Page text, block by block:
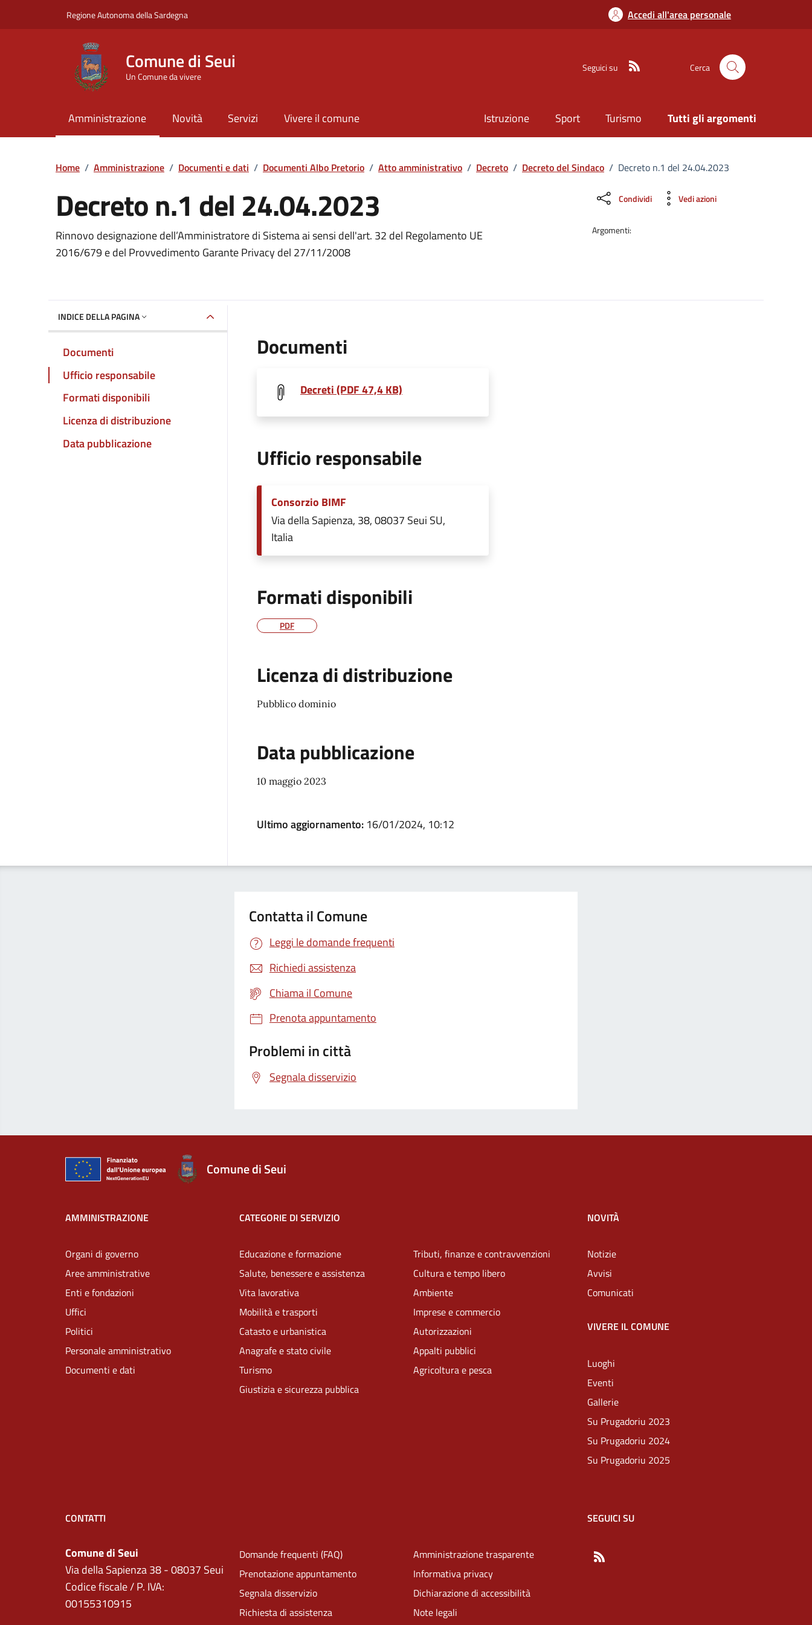
Regione Autonoma della Sardegna Accedi all'area personale
Comune di Seui
Un Comune da vivere
Seguici su Cerca
Amministrazione Novità Servizi Vivere il comune Istruzione Sport Turismo Tutti gli argomenti
Home / Amministrazione / Documenti e dati / Documenti Albo Pretorio / Atto amministrativo / Decreto / Decreto del Sindaco / Decreto n.1 del 24.04.2023
Decreto n.1 del 24.04.2023
Dettaglio del documento
Rinnovo designazione dell’Amministratore di Sistema ai sensi dell'art. 32 del Regolamento UE
2016/679 e del Provvedimento Garante Privacy del 27/11/2008
Condividi Vedi azioni
Argomenti:
INDICE DELLA PAGINA
Documenti
Ufficio responsabile
Formati disponibili
Licenza di distribuzione
Data pubblicazione
Documenti
Decreti (PDF 47,4 KB)
Ufficio responsabile
Consorzio BIMF
Via della Sapienza, 38, 08037 Seui SU,
Italia
Formati disponibili
PDF
Licenza di distribuzione
Pubblico dominio
Data pubblicazione
10 maggio 2023
Ultimo aggiornamento: 16/01/2024, 10:12
Contatta il Comune
Leggi le domande frequenti
Richiedi assistenza
Chiama il Comune
Prenota appuntamento
Problemi in città
Segnala disservizio
Comune di Seui
AMMINISTRAZIONE
Organi di governo
Aree amministrative
Enti e fondazioni
Uffici
Politici
Personale amministrativo
Documenti e dati
CATEGORIE DI SERVIZIO
Educazione e formazione
Salute, benessere e assistenza
Vita lavorativa
Mobilità e trasporti
Catasto e urbanistica
Anagrafe e stato civile
Turismo
Giustizia e sicurezza pubblica
Tributi, finanze e contravvenzioni
Cultura e tempo libero
Ambiente
Imprese e commercio
Autorizzazioni
Appalti pubblici
Agricoltura e pesca
NOVITÀ
Notizie
Avvisi
Comunicati
VIVERE IL COMUNE
Luoghi
Eventi
Gallerie
Su Prugadoriu 2023
Su Prugadoriu 2024
Su Prugadoriu 2025
CONTATTI
Comune di Seui
Via della Sapienza 38 - 08037 Seui
Codice fiscale / P. IVA:
00155310915
Domande frequenti (FAQ)
Prenotazione appuntamento
Segnala disservizio
Richiesta di assistenza
Amministrazione trasparente
Informativa privacy
Dichiarazione di accessibilità
Note legali
SEGUICI SU